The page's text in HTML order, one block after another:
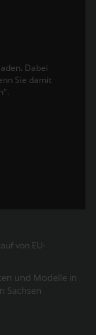
Dabei
Sie damit
von EU-
und Modelle in
Sachsen